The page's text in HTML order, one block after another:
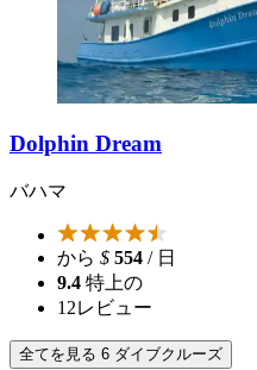
Dolphin Dream
バハマ
から $ 554 / 日
9.4 特上の
12レビュー
全てを見る 6 ダイブクルーズ